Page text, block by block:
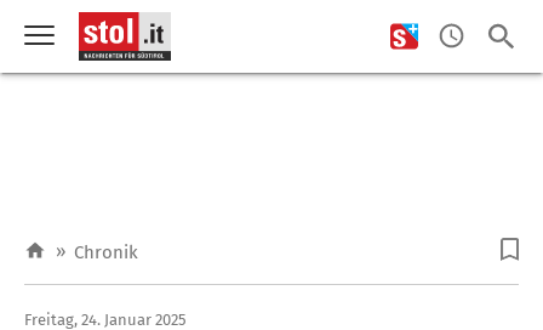
» Chronik
Freitag, 24. Januar 2025